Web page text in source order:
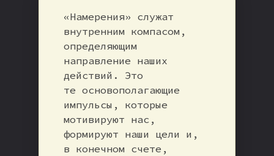
«Намерения» служат
внутренним компасом,
определяющим
направление наших
действий. Это
те основополагающие
импульсы, которые
мотивируют нас,
формируют наши цели и,
в конечном счете,